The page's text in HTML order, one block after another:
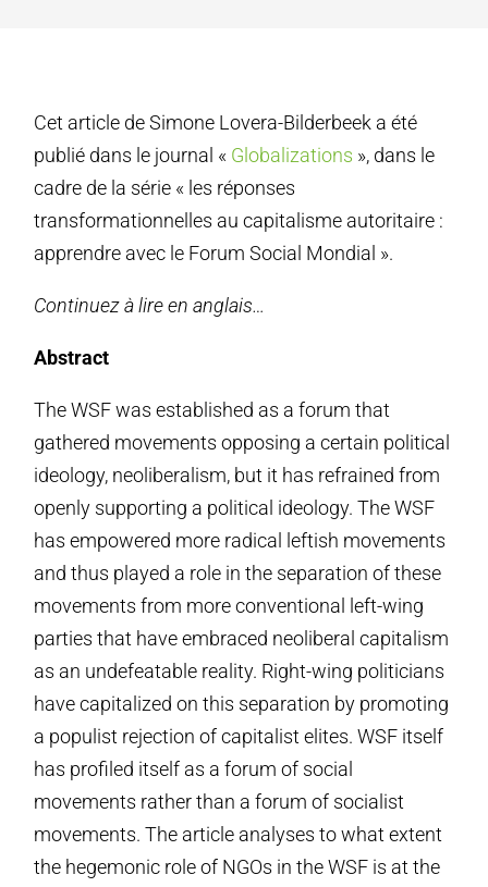
Cet article de Simone Lovera-Bilderbeek a été
publié dans le journal « Globalizations », dans le
cadre de la série « les réponses
transformationnelles au capitalisme autoritaire :
apprendre avec le Forum Social Mondial ».
Continuez à lire en anglais…
Abstract
The WSF was established as a forum that
gathered movements opposing a certain political
ideology, neoliberalism, but it has refrained from
openly supporting a political ideology. The WSF
has empowered more radical leftish movements
and thus played a role in the separation of these
movements from more conventional left-wing
parties that have embraced neoliberal capitalism
as an undefeatable reality. Right-wing politicians
have capitalized on this separation by promoting
a populist rejection of capitalist elites. WSF itself
has profiled itself as a forum of social
movements rather than a forum of socialist
movements. The article analyses to what extent
the hegemonic role of NGOs in the WSF is at the